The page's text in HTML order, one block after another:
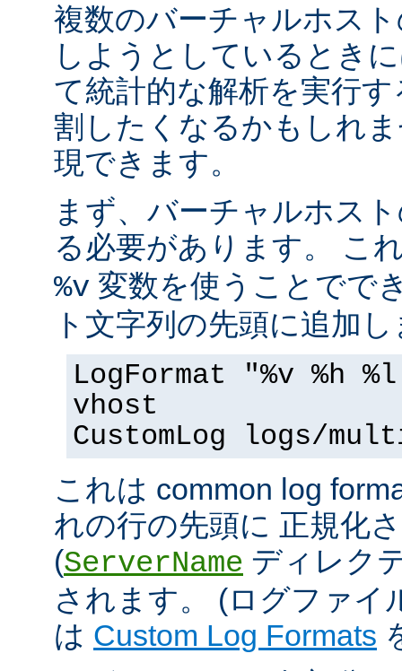
複数のバーチャルホス
しようとしているとき
て統計的な解析を実行
割したくなるかもしれ
現できます。
まず、バーチャルホス
る必要があります。 こ
%v 変数を使うことでで
ト文字列の先頭に追加
LogFormat "%v %h
vhost
CustomLog logs/
これは common log
れの行の先頭に 正規化
(ServerName ディレク
されます。 (ログファイ
は Custom Log Formats